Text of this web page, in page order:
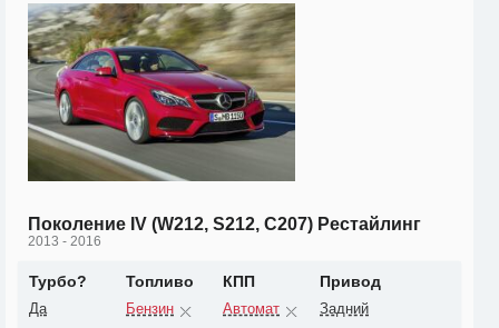
Поколение IV (W212, S212, C207) Рестайлинг
2013 - 2016
Турбо?
Да
Топливо
Бензин
КПП
Автомат
Привод
Задний